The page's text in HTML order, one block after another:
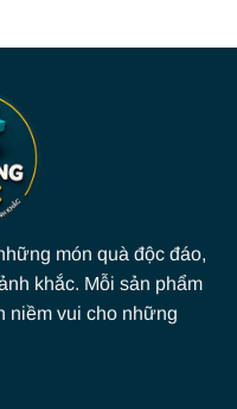
món quà độc đáo,
khắc. Mỗi sản phẩm
niềm vui cho những